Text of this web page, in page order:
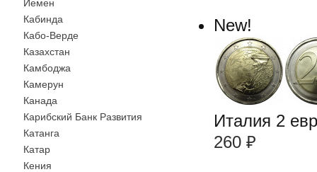
Йемен
Кабинда
Кабо-Верде
Казахстан
Камбоджа
Камерун
Канада
Карибский Банк Развития
Катанга
Катар
Кения
New!
Италия 2
260 ₽